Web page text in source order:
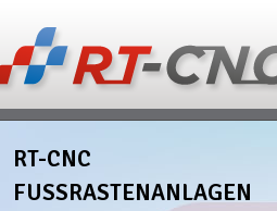
RT-CNC
FUSSRASTENANLAGEN